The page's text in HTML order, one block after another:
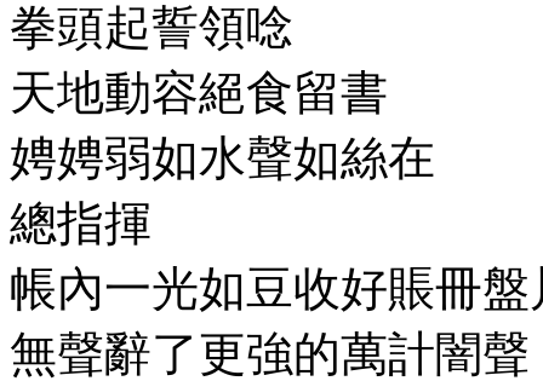
拳頭起誓領唸
天地動容絕食留書
娉娉弱如水聲如絲在
總指揮
帳內一光如豆收好賬冊盤
無聲辭了更強的萬計闇聲